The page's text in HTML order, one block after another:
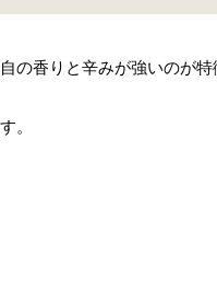
の香りと辛みが強いのが特
。